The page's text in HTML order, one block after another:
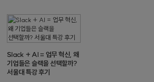
Slack + AI = 업무 혁신, 왜
기업들은 슬랙을 선택할까?
서울대 특강 후기